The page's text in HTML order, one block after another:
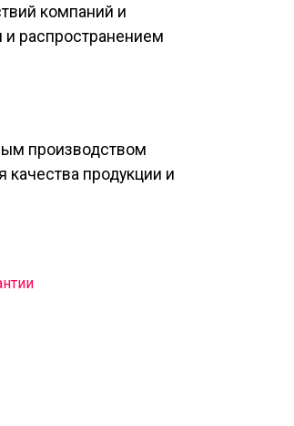
компаний и
и распространением
производством
продукции и